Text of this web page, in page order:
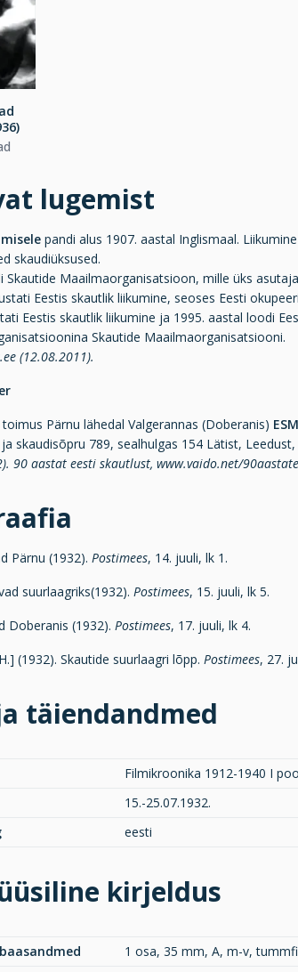
lugemist
pandi alus 1907. aastal Inglismaal.
skaudiüksused.
Skautide Maailmaorganisatsioon, mille üks
Eestis skautlik liikumine, seoses Eesti
Eestis skautlik liikumine ja 1995. aastal loodi
Skautide Maailmaorganisatsiooni.
(12.08.2011).
Pärnu lähedal Valgerannas (Doberanis)
skaudisõpru 789, sealhulgas 154 Lätist,
90 aastat eesti skautlust, www.vaido.net/
Pärnu (1932). Postimees, 14. juuli, lk 1.
suurlaagriks(1932). Postimees, 15. juuli, lk 5.
Doberanis (1932). Postimees, 17. juuli, lk 4.
(1932). Skautide suurlaagri lõpp. Postimees, 27.
täiendandmed
Filmikroonika 1912-1940 I
15.-25.07.1932.
eesti
kirjeldus
1 osa, 35 mm, A, m-v,